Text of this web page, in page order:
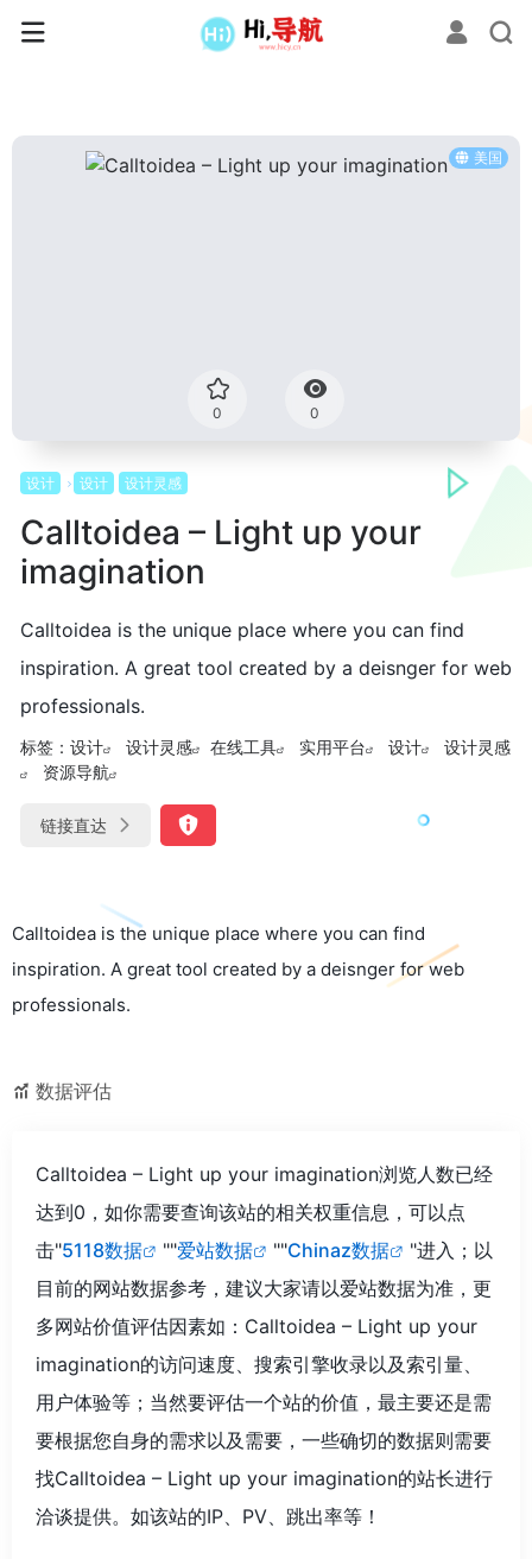
美国
0 0
设计 设计 设计灵感
Calltoidea – Light up your
imagination
Calltoidea is the unique place where you can find
inspiration. A great tool created by a deisnger for web
professionals.
标签： 设计 设计灵感 在线工具 实用平台 设计
设计灵感
资源导航
链接直达
Calltoidea is the unique place where you can find
inspiration. A great tool created by a deisnger for web
professionals.
数据评估
Calltoidea – Light up your imagination浏览人数已经
达到0，如你需要查询该站的相关权重信息，可以点
击"5118数据 ""爱站数据 ""Chinaz数据
"进入；以
目前的网站数据参考，建议大家请以爱站数据为准，更
多网站价值评估因素如：Calltoidea – Light up your
imagination的访问速度、搜索引擎收录以及索引量、
用户体验等；当然要评估一个站的价值，最主要还是需
要根据您自身的需求以及需要，一些确切的数据则需要
找Calltoidea – Light up your imagination的站长进行
洽谈提供。如该站的IP、PV、跳出率等！